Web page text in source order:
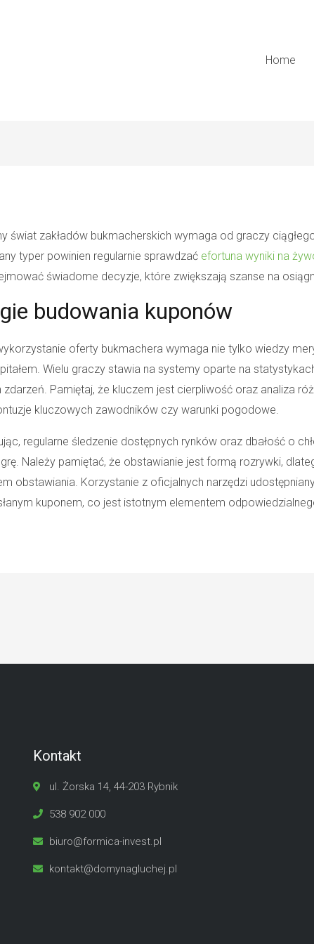
Home
świat zakładów bukmacherskich wymaga od graczy
typer powinien regularnie sprawdzać efortuna wyniki na
świadome decyzje, które zwiększają szanse na
budowania kuponów
oferty bukmachera wymaga nie tylko wiedzy
Wielu graczy stawia na systemy oparte na
zdarzeń. Pamiętaj, że kluczem jest cierpliwość oraz analiza
kluczowych zawodników czy warunki pogodowe.
regularne śledzenie dostępnych rynków oraz dbałość o
Należy pamiętać, że obstawianie jest formą rozrywki,
obstawiania. Korzystanie z oficjalnych narzędzi
kuponem, co jest istotnym elementem
Kontakt
ul. Żorska 14, 44-203 Rybnik
538 902 000
biuro@formica-invest.pl
kontakt@domynagluchej.pl